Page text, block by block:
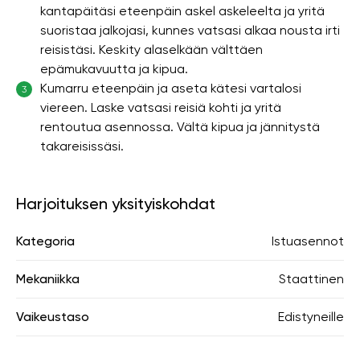
kantapäitäsi eteenpäin askel askeleelta ja yritä
suoristaa jalkojasi, kunnes vatsasi alkaa nousta irti
reisistäsi. Keskity alaselkään välttäen
epämukavuutta ja kipua.
3
Kumarru eteenpäin ja aseta kätesi vartalosi
viereen. Laske vatsasi reisiä kohti ja yritä
rentoutua asennossa. Vältä kipua ja jännitystä
takareisissäsi.
Harjoituksen yksityiskohdat
Kategoria Istuasennot
Mekaniikka Staattinen
Vaikeustaso Edistyneille